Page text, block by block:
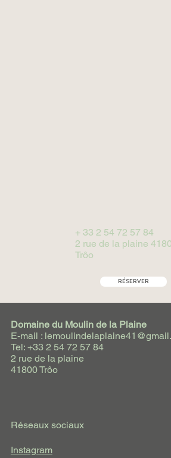
+ 33 2 54 72 57 84
2 rue de la plaine
Trôo
RÉSERVER
Domaine du Moulin de la Plaine
E-mail :
Tel: +33 2 54 72 57 84
2 rue de la plaine
41800 Trôo
Réseaux sociaux
Instagram